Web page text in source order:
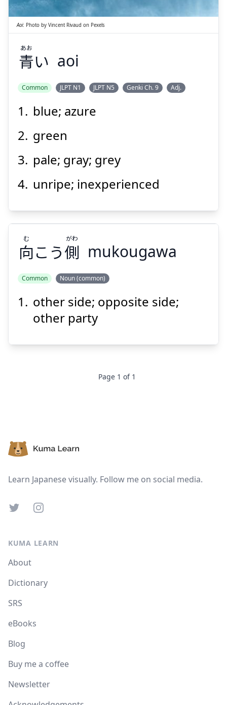
Aoi: Photo by Vincent Rivaud on Pexels
青い
あお
aoi
Common JLPT N1 JLPT N5 Genki Ch. 9 Adj.
blue; azure
green
pale; gray; grey
unripe; inexperienced
こう
側
む
がわ
向こう側
む がわ
mukougawa
Common Noun (common)
other side; opposite side;
other party
Page 1 of 1
Learn Japanese visually. Follow me on social media.
TwitterInstagram
KUMA LEARN
About
Dictionary
SRS
eBooks
Blog
Buy me a coffee
Newsletter